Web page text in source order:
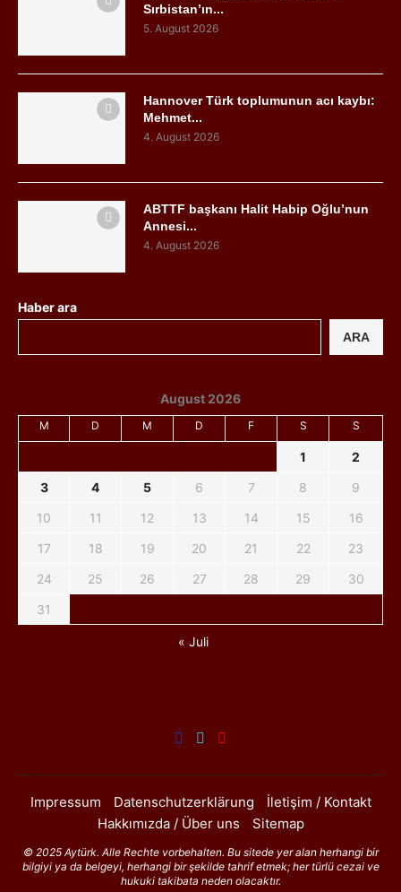
Sırbistan’ın...
5. August 2026
Hannover Türk toplumunun acı kaybı:
Mehmet...
4. August 2026
ABTTF başkanı Halit Habip Oğlu’nun
Annesi...
4. August 2026
Haber ara
ARA
August 2026
M D M D F S S
1
2
3
4 5 6 7 8
9
10
11 12 13 14 15
16
17
18 19 20 21 22
23
24
25 26 27 28 29
30
31
« Juli
Impressum Datenschutzerklärung
İletişim / Kontakt
Hakkımızda / Über uns
Sitemap
© 2025 Aytürk. Alle Rechte vorbehalten. Bu sitede yer alan herhangi bir
bilgiyi ya da belgeyi, herhangi bir şekilde tahrif etmek; her türlü cezai ve
hukuki takibata neden olacaktır.